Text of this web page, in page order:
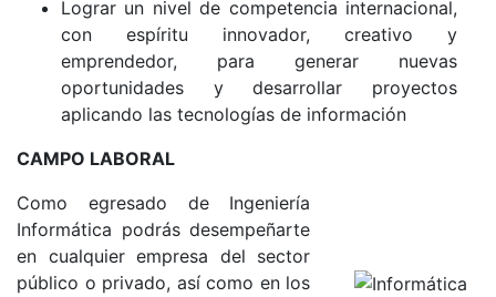
Lograr un nivel de competencia internacional,
con espíritu innovador, creativo y
emprendedor, para generar nuevas
oportunidades y desarrollar proyectos
aplicando las tecnologías de información
CAMPO LABORAL
Como egresado de Ingeniería
Informática podrás desempeñarte
en cualquier empresa del sector
público o privado, así como en los